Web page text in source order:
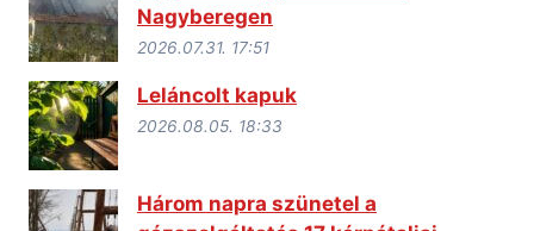
Nagyberegen
2026.07.31. 17:51
Leláncolt kapuk
2026.08.05. 18:33
Három napra szünetel a